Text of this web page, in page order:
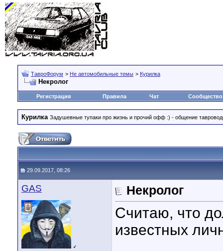
ТавроФорум > Не автомобильные темы > Курилка
Некролог
Регистрация Правила Чат Сообщество
Курилка Задушевные тупаки про жизнь и прочий офф :) - общение
29.09.2017, 08:26
GAS
♂
Некролог
Считаю, что
известных